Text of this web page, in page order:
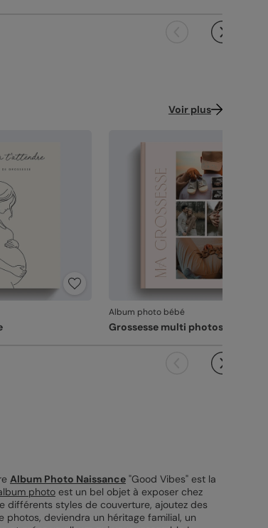
(texte, photo, mise en page), le
pas être repris.
Voir plus
Album photo bébé
Grossesse multi photos
Album Photo Naissance"Good Vibes" est la
photoest un bel objet à exposer chez
différents styles de couverture, ajoutez des
deviendra un héritage familial, un